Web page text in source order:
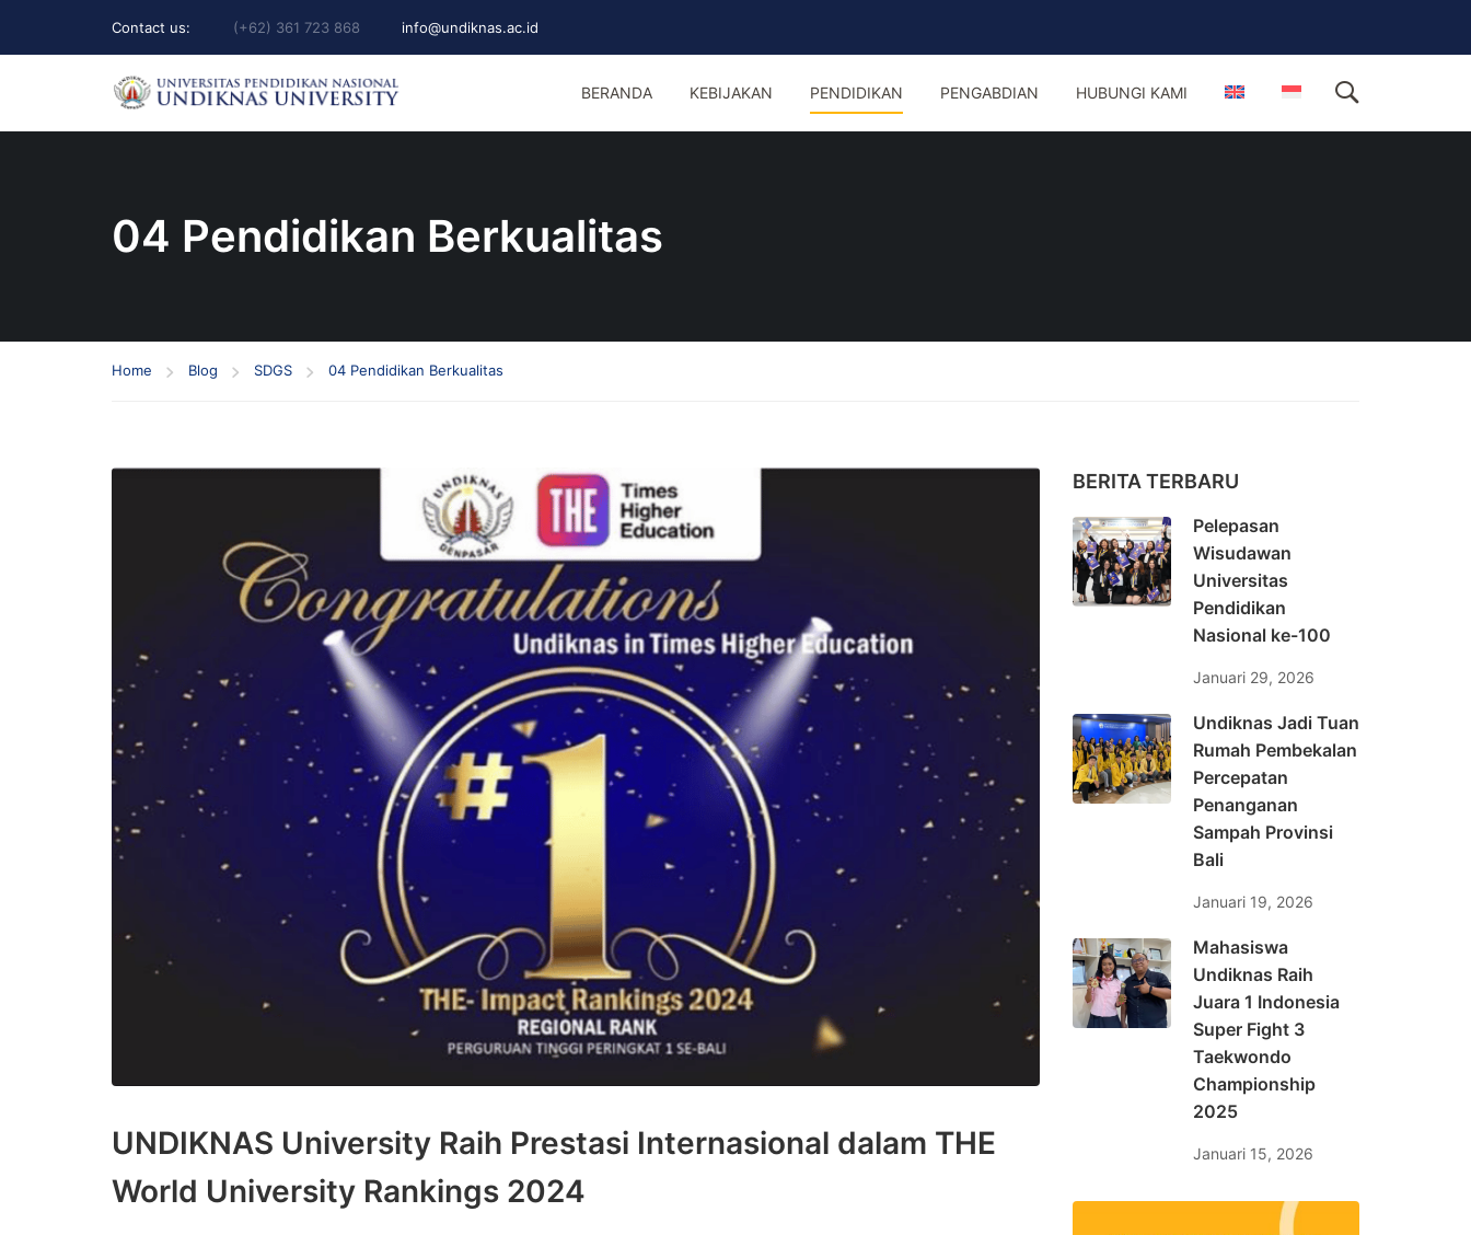
Contact us: (+62) 361 723 868 info@undiknas.ac.id
BERANDA KEBIJAKAN PENDIDIKAN PENGABDIAN HUBUNGI KAMI
04 Pendidikan Berkualitas
Home Blog SDGS 04 Pendidikan Berkualitas
UNDIKNAS University Raih Prestasi Internasional dalam THE
World University Rankings 2024
BERITA TERBARU
Pelepasan
Wisudawan
Universitas
Pendidikan
Nasional ke-100
Januari 29, 2026
Undiknas Jadi Tuan
Rumah Pembekalan
Percepatan
Penanganan
Sampah Provinsi
Bali
Januari 19, 2026
Mahasiswa
Undiknas Raih
Juara 1 Indonesia
Super Fight 3
Taekwondo
Championship
2025
Januari 15, 2026